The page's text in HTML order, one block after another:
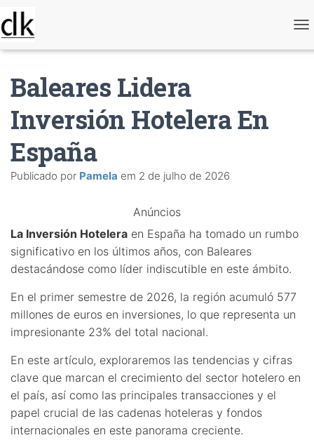
Baleares Lidera
Inversión Hotelera En
España
Publicado por Pamela em 2 de julho de 2026
Anúncios
La Inversión Hotelera en España ha tomado un rumbo
significativo en los últimos años, con Baleares
destacándose como líder indiscutible en este ámbito.
En el primer semestre de 2026, la región acumuló 577
millones de euros en inversiones, lo que representa un
impresionante 23% del total nacional.
En este artículo, exploraremos las tendencias y cifras
clave que marcan el crecimiento del sector hotelero en
el país, así como las principales transacciones y el
papel crucial de las cadenas hoteleras y fondos
internacionales en este panorama creciente.